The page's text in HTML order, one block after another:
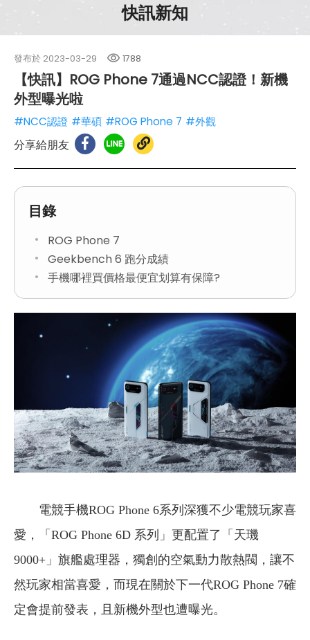
快訊新知
發布於 2023-03-29 1788
【快訊】ROG Phone 7通過NCC認證！新機
外型曝光啦
#NCC認證 #華碩 #ROG Phone 7 #外觀
分享給朋友
目錄
ROG Phone 7
Geekbench 6 跑分成績
手機哪裡買價格最便宜划算有保障?
電競手機ROG Phone 6系列深獲不少電競玩家喜
愛，「ROG Phone 6D 系列」更配置了「天璣
9000+」旗艦處理器，獨創的空氣動力散熱閥，讓不
然玩家相當喜愛，而現在關於下一代ROG Phone 7確
定會提前發表，且新機外型也遭曝光。